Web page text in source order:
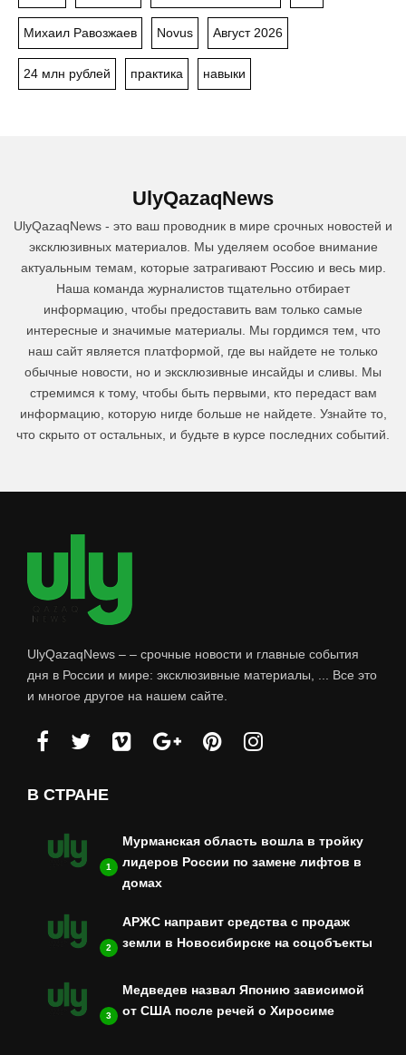
Михаил Равозжаев Novus Август 2026
24 млн рублей практика навыки
UlyQazaqNews
UlyQazaqNews - это ваш проводник в мире срочных новостей и
эксклюзивных материалов. Мы уделяем особое внимание
актуальным темам, которые затрагивают Россию и весь мир.
Наша команда журналистов тщательно отбирает
информацию, чтобы предоставить вам только самые
интересные и значимые материалы. Мы гордимся тем, что
наш сайт является платформой, где вы найдете не только
обычные новости, но и эксклюзивные инсайды и сливы. Мы
стремимся к тому, чтобы быть первыми, кто передаст вам
информацию, которую нигде больше не найдете. Узнайте то,
что скрыто от остальных, и будьте в курсе последних событий.
UlyQazaqNews – – срочные новости и главные события
дня в России и мире: эксклюзивные материалы, ... Все это
и многое другое на нашем сайте.
В СТРАНЕ
1
Мурманская область вошла в тройку
лидеров России по замене лифтов в
домах
2
АРЖС направит средства с продаж
земли в Новосибирске на соцобъекты
3
Медведев назвал Японию зависимой
от США после речей о Хиросиме